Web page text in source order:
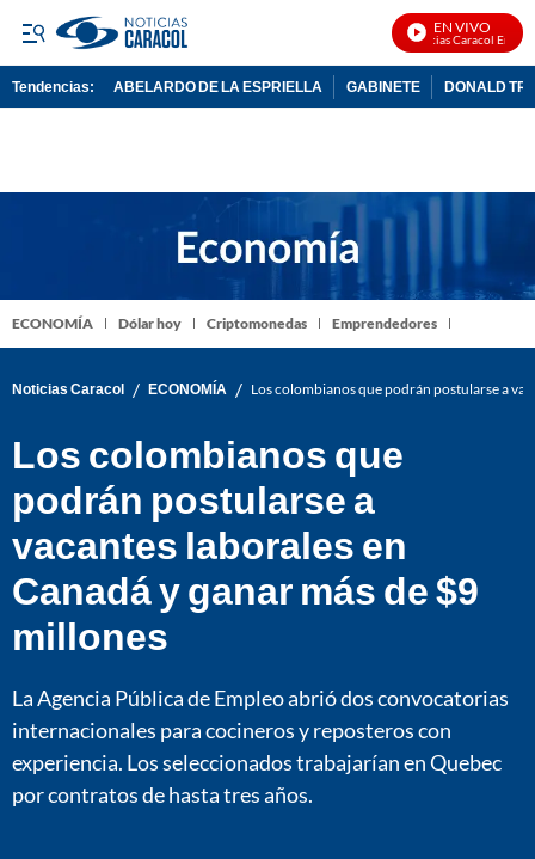
EN VIVO
Noticias Caracol En Vivo
Tendencias: ABELARDO DE LA ESPRIELLA GABINETE DONALD
ECONOMÍA Dólar hoy Criptomonedas Emprendedores
Noticias Caracol / ECONOMÍA / Los colombianos que podrán postularse a
Los colombianos que
podrán postularse a
vacantes laborales en
Canadá y ganar más de $9
millones
La Agencia Pública de Empleo abrió dos convocatorias
internacionales para cocineros y reposteros con
experiencia. Los seleccionados trabajarían en Quebec
por contratos de hasta tres años.